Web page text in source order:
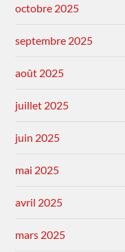
octobre 2025
septembre 2025
août 2025
juillet 2025
juin 2025
mai 2025
avril 2025
mars 2025